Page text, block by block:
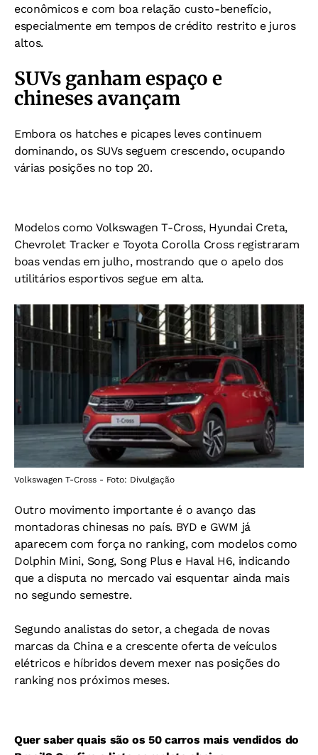
econômicos e com boa relação custo-benefício,
especialmente em tempos de crédito restrito e juros
altos.
SUVs ganham espaço e
chineses avançam
Embora os hatches e picapes leves continuem
dominando, os SUVs seguem crescendo, ocupando
várias posições no top 20.
Modelos como Volkswagen T-Cross, Hyundai Creta,
Chevrolet Tracker e Toyota Corolla Cross registraram
boas vendas em julho, mostrando que o apelo dos
utilitários esportivos segue em alta.
Volkswagen T-Cross - Foto: Divulgação
Outro movimento importante é o avanço das
montadoras chinesas no país. BYD e GWM já
aparecem com força no ranking, com modelos como
Dolphin Mini, Song, Song Plus e Haval H6, indicando
que a disputa no mercado vai esquentar ainda mais
no segundo semestre.
Segundo analistas do setor, a chegada de novas
marcas da China e a crescente oferta de veículos
elétricos e híbridos devem mexer nas posições do
ranking nos próximos meses.
Quer saber quais são os 50 carros mais vendidos do